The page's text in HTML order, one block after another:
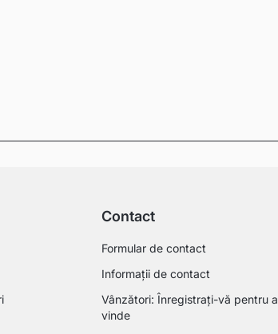
Contact
Formular de contact
Informații de contact
Vânzători: Înregistrați-vă pentru a
vinde